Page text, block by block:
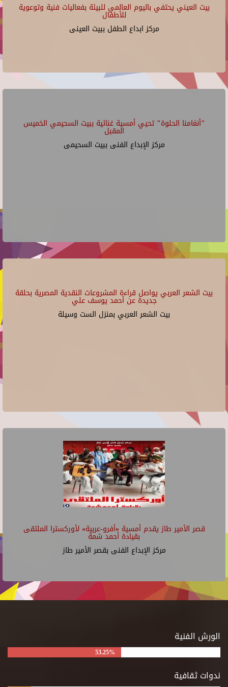
بيت العيني يحتفي باليوم العالمي للبيئة بفعاليات فنية وتوعوية
للأطفال
مركز ابداع الطفل ببيت العينى
"أنغامنا الحلوة" تحيي أمسية غنائية ببيت السحيمي الخميس
المقبل
مركز الإبداع الفنى ببيت السحيمى
بيت الشعر العربي يواصل قراءة المشروعات النقدية المصرية بحلقة
جديدة عن أحمد يوسف علي
بيت الشعر العربي بمنزل الست وسيلة
قصر الأمير طاز يقدم أمسية «أفرو-عربية» لأوركسترا الملتقى
بقيادة أحمد شمة
مركز الإبداع الفنى بقصر الأمير طاز
الورش الفنية
53.25%
ندوات ثقافية